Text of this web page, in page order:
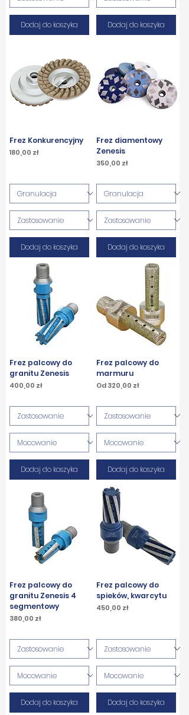
Dodaj do koszyka Dodaj do koszyka
Frez Konkurencyjny
Cena
180,00 zł
Dodaj do koszyka
Frez diamentowy
Zenesis
Cena
350,00 zł
Dodaj do koszyka
Frez palcowy do
granitu Zenesis
Cena
400,00 zł
Dodaj do koszyka
Frez palcowy do
marmuru
Od320,00 zł
Cena rabatowa
Dodaj do koszyka
Frez palcowy do
granitu Zenesis 4
segmentowy
Cena
380,00 zł
Dodaj do koszyka
Frez palcowy do
spieków, kwarcytu
Cena
450,00 zł
Dodaj do koszyka